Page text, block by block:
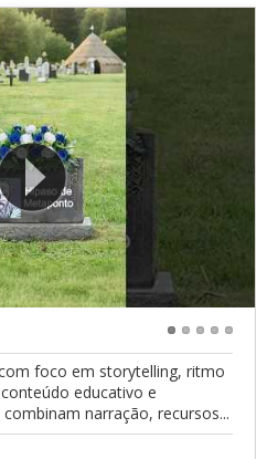
foco em storytelling, ritmo
educativo e
narração, recursos...